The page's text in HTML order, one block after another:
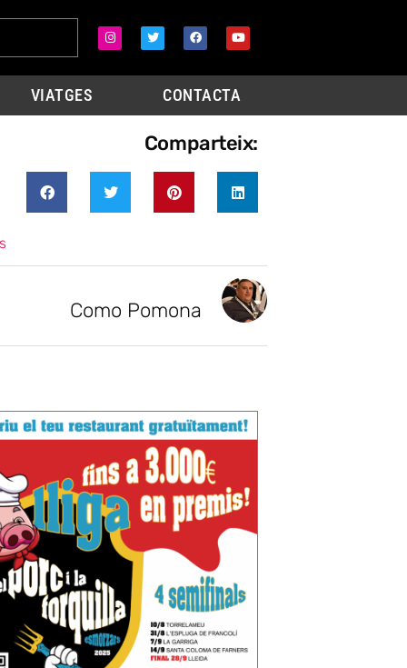
VIATGES CONTACTA
Comparteix:
Como Pomona